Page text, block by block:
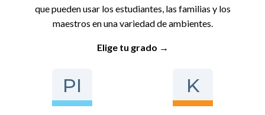
que pueden usar los estudiantes, las familias y los
maestros en una variedad de ambientes.
Elige tu grado →
PI K